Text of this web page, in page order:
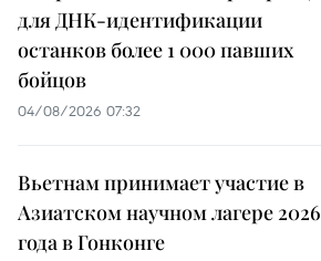
для ДНК-идентификации
останков более 1 000 павших
бойцов
04/08/2026 07:32
Вьетнам принимает участие в
Азиатском научном лагере 2026
года в Гонконге